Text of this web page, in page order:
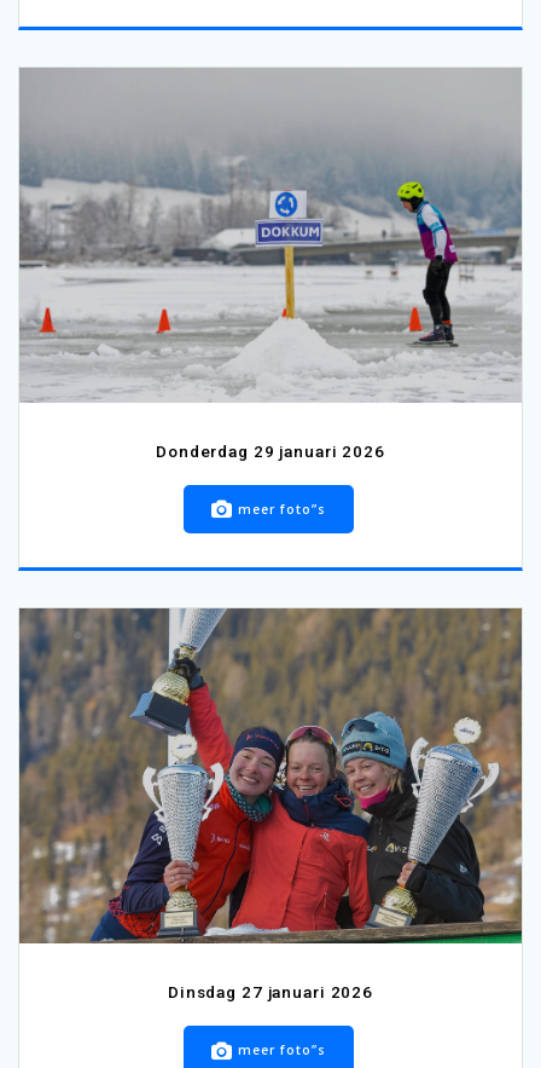
Donderdag 29 januari 2026
meer foto”s
Dinsdag 27 januari 2026
meer foto”s